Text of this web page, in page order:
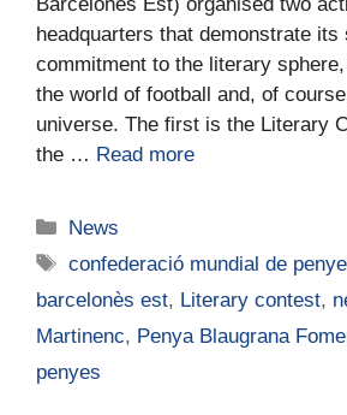
headquarters that demonstrate its
commitment to the literary
the world of football and, of
universe. The first is the Literary
the … Read more
News
confederació mundial de
barcelonès est, Literary contest,
Martinenc, Penya Blaugrana
penyes